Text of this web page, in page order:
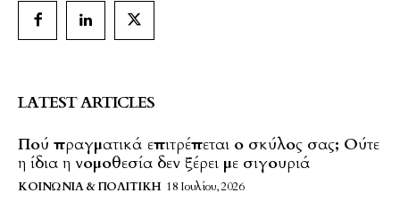
LATEST ARTICLES
Πού πραγματικά επιτρέπεται ο σκύλος σας; Ούτε
η ίδια η νομοθεσία δεν ξέρει με σιγουριά
ΚΟΙΝΩΝΊΑ & ΠΟΛΙΤΙΚΉ 18 Ιουλίου, 2026